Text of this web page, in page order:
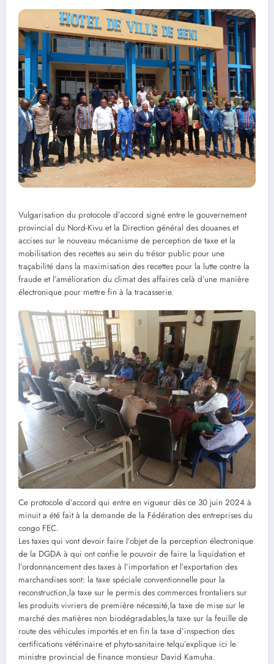
Vulgarisation du protocole d’accord signé entre le gouvernement
provincial du Nord-Kivu et la Direction général des douanes et
accises sur le nouveau mécanisme de perception de taxe et la
mobilisation des recettes au sein du trésor public pour une
traçabilité dans la maximisation des recettes pour la lutte contre la
fraude et l’amélioration du climat des affaires celà d’une manière
électronique pour mettre fin à la tracasserie.
Ce protocole d’accord qui entre en vigueur dès ce 30 juin 2024 à
minuit a été fait à la demande de la Fédération des entreprises du
congo FEC.
Les taxes qui vont devoir faire l’objet de la perception électronique
de la DGDA à qui ont confie le pouvoir de faire la liquidation et
l’ordonnancement des taxes à l’importation et l’exportation des
marchandises sont: la taxe spéciale conventionnelle pour la
reconstruction,la taxe sur le permis des commerces frontaliers sur
les produits vivriers de première nécessité,la taxe de mise sur le
marché des matières non biodégradables,la taxe sur la feuille de
route des véhicules importés et en fin la taxe d’inspection des
certifications vétérinaire et phyto-sanitaire telqu’explique ici le
ministre provincial de finance monsieur David Kamuha.